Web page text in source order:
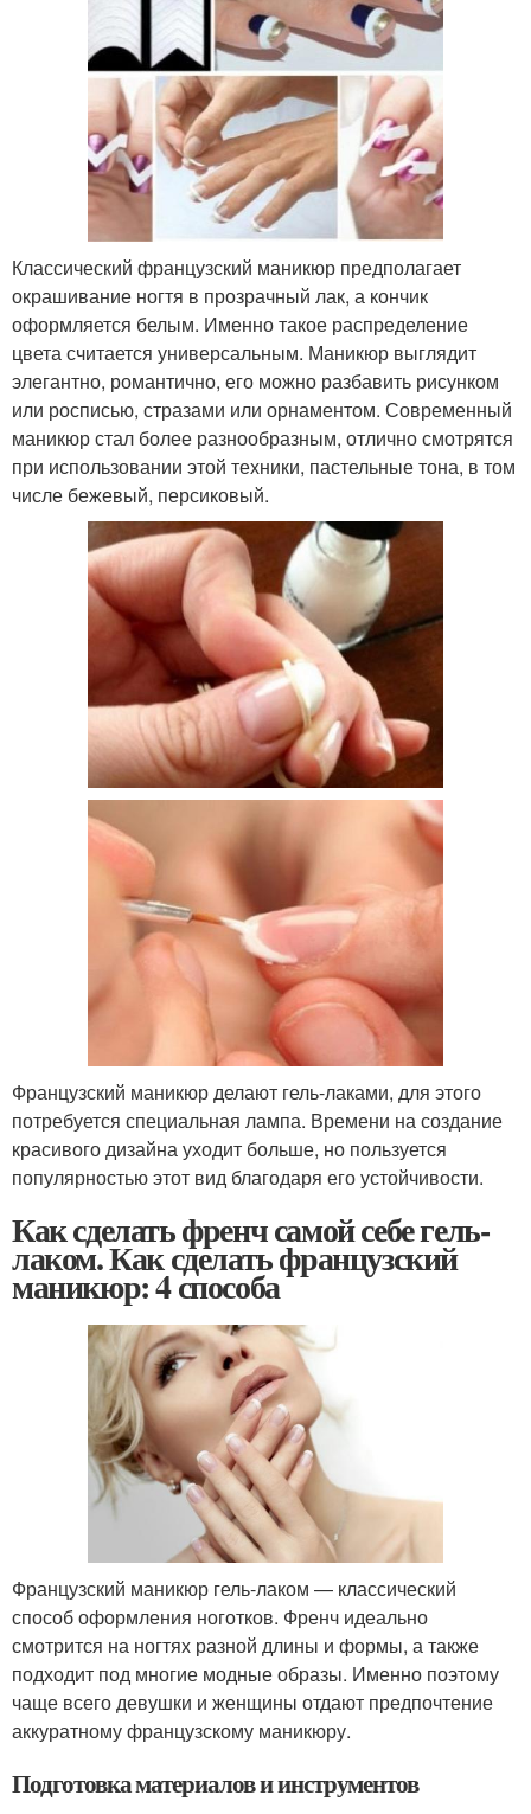
Классический французский маникюр предполагает
окрашивание ногтя в прозрачный лак, а кончик
оформляется белым. Именно такое распределение
цвета считается универсальным. Маникюр выглядит
элегантно, романтично, его можно разбавить рисунком
или росписью, стразами или орнаментом. Современный
маникюр стал более разнообразным, отлично смотрятся
при использовании этой техники, пастельные тона, в том
числе бежевый, персиковый.
Французский маникюр делают гель-лаками, для этого
потребуется специальная лампа. Времени на создание
красивого дизайна уходит больше, но пользуется
популярностью этот вид благодаря его устойчивости.
Как сделать френч самой себе гель-
лаком. Как сделать французский
маникюр: 4 способа
Французский маникюр гель-лаком — классический
способ оформления ноготков. Френч идеально
смотрится на ногтях разной длины и формы, а также
подходит под многие модные образы. Именно поэтому
чаще всего девушки и женщины отдают предпочтение
аккуратному французскому маникюру.
Подготовка материалов и инструментов